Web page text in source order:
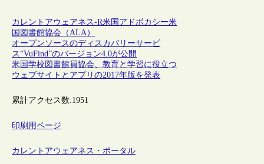
カレントアウェアネス-R米国 アドボカシー米
国図書館協会（ALA）
オープンソースのディスカバリーサービ
ス“VuFind”のバージョン4.0が公開
米国学校図書館員協会、教育と学習に役立つ
ウェブサイトとアプリの2017年版を発表
累計アクセス数:1951
印刷用ページ
カレントアウェアネス・ポータル